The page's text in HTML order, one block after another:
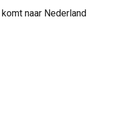
naar Nederland